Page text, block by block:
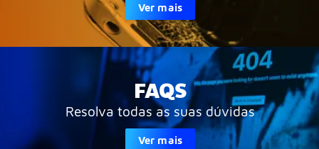
Ver mais
FAQS
Resolva todas as suas dúvidas
Ver mais